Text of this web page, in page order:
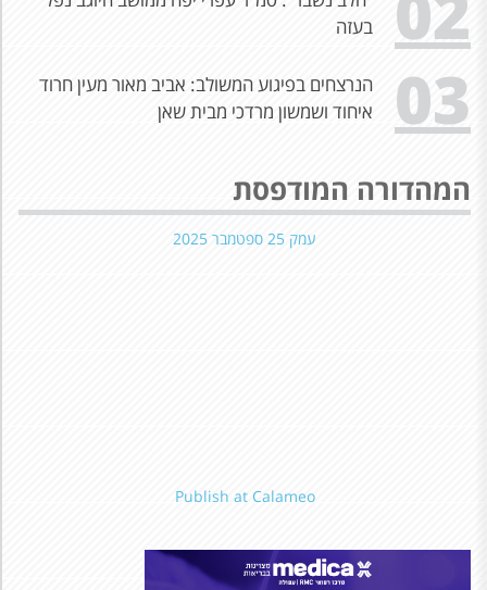
בעזה
03
הנרצחים בפיגוע המשולב: אביב מאור מעין חרוד
איחוד ושמשון מרדכי מבית שאן
המהדורה המודפסת
עמק 25 ספטמבר 2025
Publish at Calameo